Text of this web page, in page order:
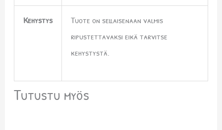
Kehystys
Tuote on sellaisenaan valmis
ripustettavaksi eikä tarvitse
kehystystä.
Tutustu myös